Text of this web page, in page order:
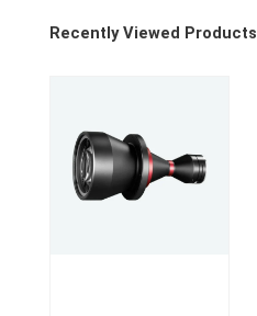
Recently Viewed Products